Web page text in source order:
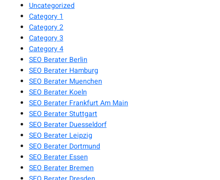
Uncategorized
Category 1
Category 2
Category 3
Category 4
SEO Berater Berlin
SEO Berater Hamburg
SEO Berater Muenchen
SEO Berater Koeln
SEO Berater Frankfurt Am Main
SEO Berater Stuttgart
SEO Berater Duesseldorf
SEO Berater Leipzig
SEO Berater Dortmund
SEO Berater Essen
SEO Berater Bremen